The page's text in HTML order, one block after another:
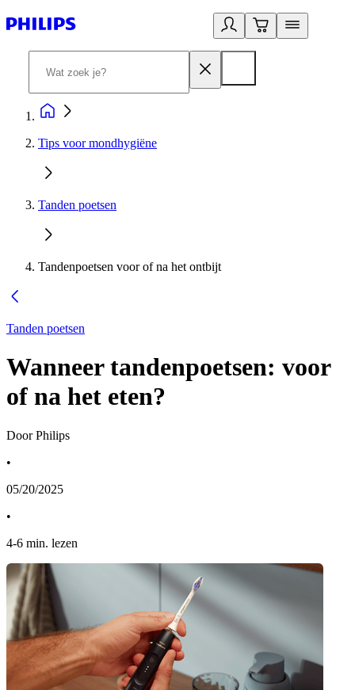
Tips voor mondhygiëne
Tanden poetsen
Tandenpoetsen voor of na het ontbijt
Tanden poetsen
Wanneer tandenpoetsen: voor
of na het eten?
Door Philips
•
05/20/2025
•
4-6 min. lezen